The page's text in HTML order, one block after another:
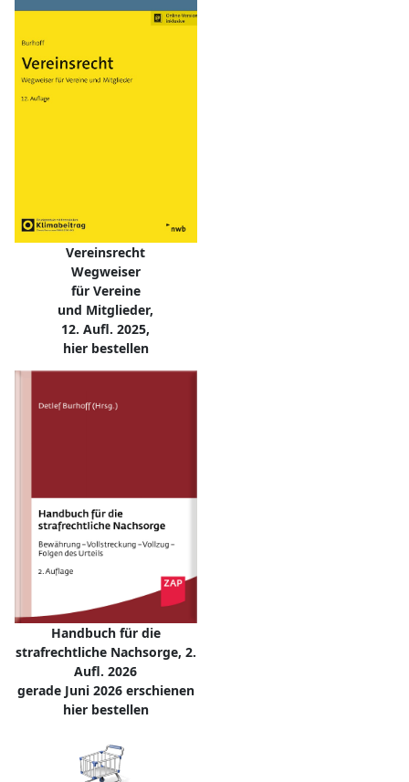
Vereinsrecht
Wegweiser
für Vereine
und Mitglieder,
12. Aufl. 2025,
hier bestellen
Handbuch für die
strafrechtliche Nachsorge, 2.
Aufl. 2026
gerade Juni 2026 erschienen
hier bestellen